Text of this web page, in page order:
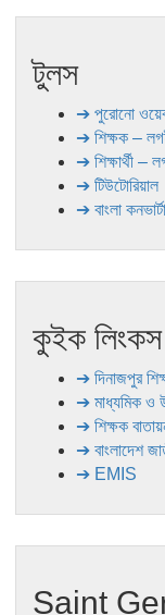
টুলস
➔ পুরোনো
➔ শিক্ষক –
➔ শিক্ষার্থী –
➔ টিউটোরিয়াল
➔ বাংলা
কুইক লিংকস
➔ দিনাজপুর
➔ মাধ্যমিক ও
➔ শিক্ষক
➔ বাংলাদেশ
➔ EMIS
Saint